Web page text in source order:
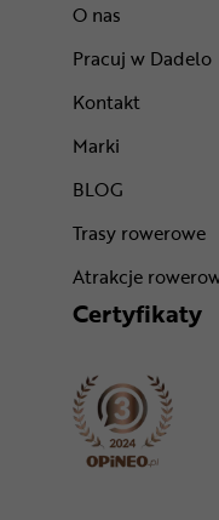
O nas
Pracuj w Dadelo
Kontakt
Marki
BLOG
Trasy rowerowe
Atrakcje
Certyfikaty